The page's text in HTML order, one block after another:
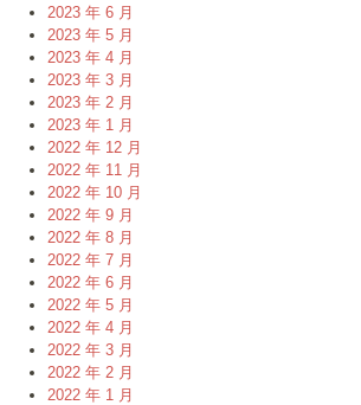
2023 年 6 月
2023 年 5 月
2023 年 4 月
2023 年 3 月
2023 年 2 月
2023 年 1 月
2022 年 12 月
2022 年 11 月
2022 年 10 月
2022 年 9 月
2022 年 8 月
2022 年 7 月
2022 年 6 月
2022 年 5 月
2022 年 4 月
2022 年 3 月
2022 年 2 月
2022 年 1 月